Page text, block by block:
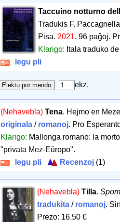
Taccuino notturno
Tradukis F.
Pisa. 2021. 96 paĝoj.
Klarigo: Itala traduko
legu pli
ekz.
(Nehavebla) Tena. Hejmo en
originala / romanoj. Pro
Klarigo: Mallonga romano: la
"privata Mez-Eŭropo".
legu pli
Recenzoj (1)
(Nehavebla) Tilla.
tradukita/ romanoj.
Prezo: 16.50 €